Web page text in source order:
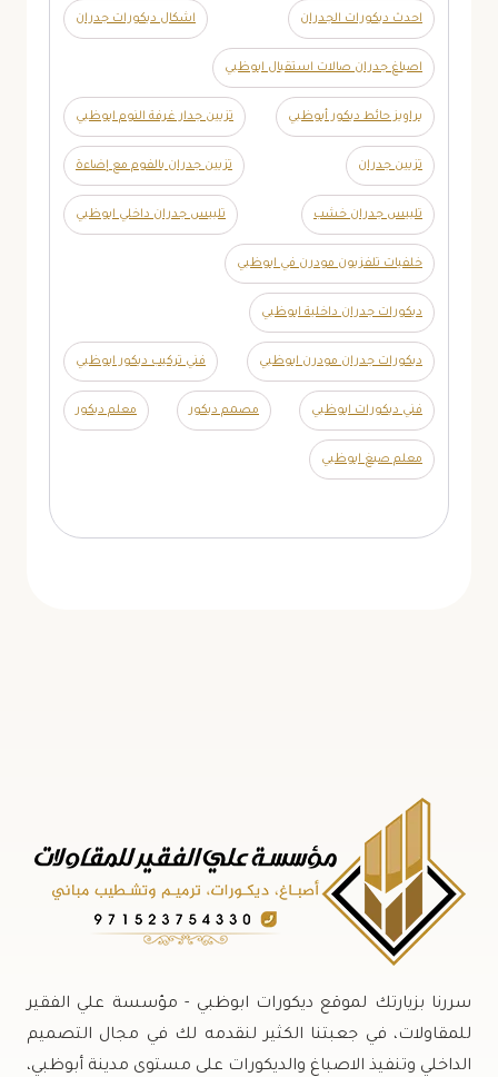
احدث ديكورات الجدران اشكال ديكورات جدران
اصباغ جدران صالات استقبال ابوظبي
براويز حائط ديكور أبوظبي تزيين جدار غرفة النوم ابوظبي
تزيين جدران تزيين جدران بالفوم مع إضاءة
تلبيس جدران خشب تلبيس جدران داخلي ابوظبي
خلفيات تلفزيون مودرن في ابوظبي
ديكورات جدران داخلية ابوظبي
ديكورات جدران مودرن ابوظبي فني تركيب ديكور ابوظبي
فني ديكورات ابوظبي مصمم ديكور معلم ديكور
معلم صبغ ابوظبي
سررنا بزيارتك لموقع ديكورات ابوظبي - مؤسسة علي الفقير
للمقاولات، في جعبتنا الكثير لنقدمه لك في مجال التصميم
الداخلي وتنفيذ الاصباغ والديكورات على مستوى مدينة أبوظبي،